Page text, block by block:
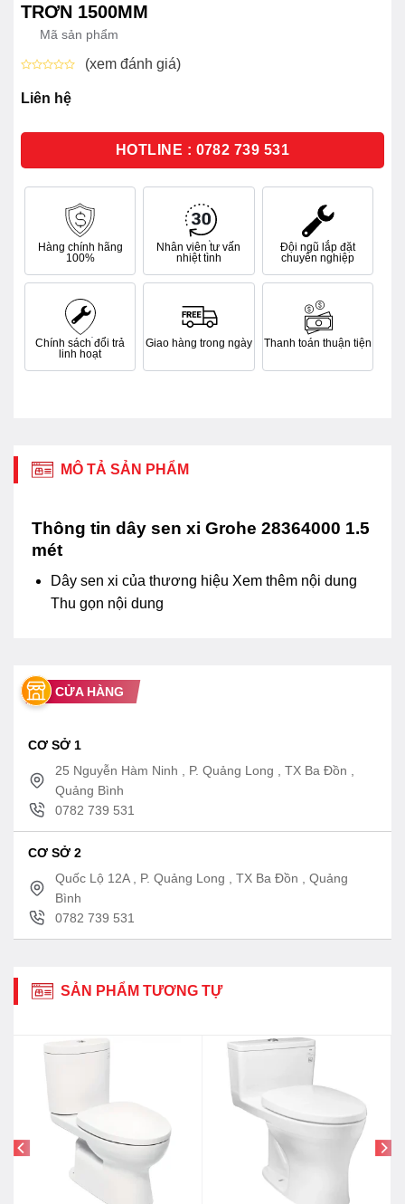
TRƠN 1500MM
Mã sản phẩm
xếp
hạng
sao
(xem đánh giá)
Liên hệ
HOTLINE : 0782 739 531
Hàng chính hãng
100%
Nhân viên tư vấn
nhiệt tình
Đội ngũ lắp đặt
chuyên nghiệp
Chính sách đổi trả
linh hoạt
Giao hàng trong ngày Thanh toán thuận tiện
MÔ TẢ SẢN PHẨM
Thông tin dây sen xi Grohe 28364000 1.5
mét
Dây sen xi của thương hiệu Xem thêm nội dung
Thu gọn nội dung
CỬA HÀNG
CƠ SỞ 1
25 Nguyễn Hàm Ninh , P. Quảng Long , TX Ba Đồn ,
Quảng Bình
0782 739 531
CƠ SỞ 2
Quốc Lộ 12A , P. Quảng Long , TX Ba Đồn , Quảng
Bình
0782 739 531
SẢN PHẨM TƯƠNG TỰ